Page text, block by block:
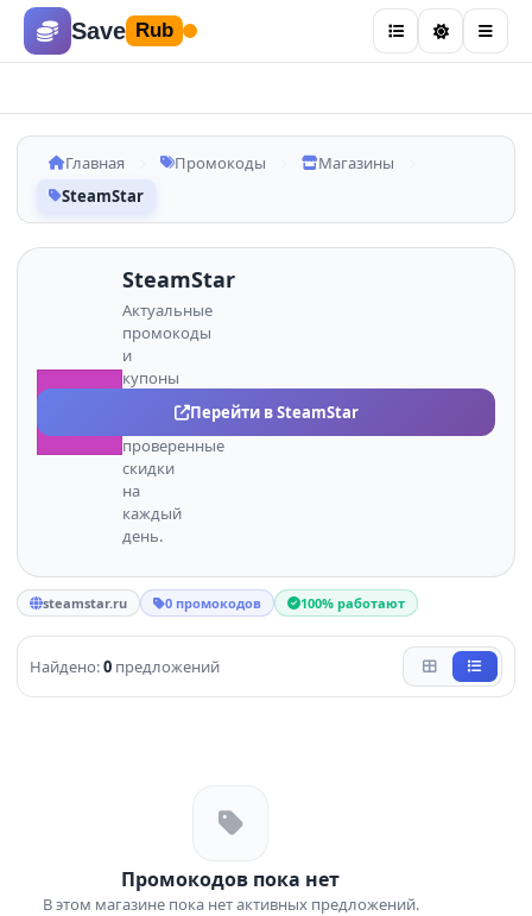
Save Rub
Главная Промокоды
Магазины
SteamStar
SteamStar
Актуальные
промокоды
и
купоны
SteamStar
проверенные
скидки
на
каждый
день.
Перейти в SteamStar
steamstar.ru 0 промокодов 100% работают
Найдено:0 предложений
Промокодов пока нет
В этом магазине пока нет активных предложений.